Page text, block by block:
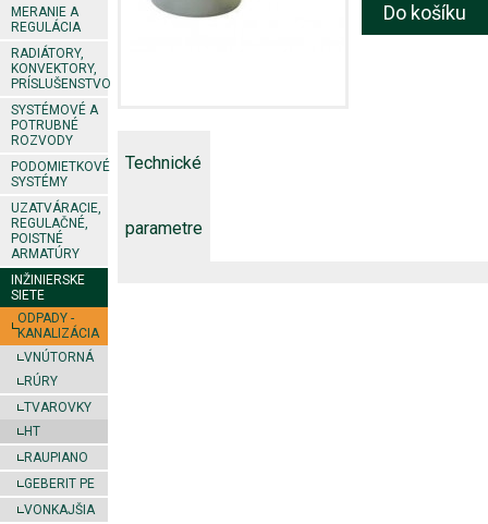
MERANIE A
REGULÁCIA
RADIÁTORY,
KONVEKTORY,
PRÍSLUŠENSTVO
SYSTÉMOVÉ A
POTRUBNÉ
ROZVODY
PODOMIETKOVÉ
SYSTÉMY
UZATVÁRACIE,
REGULAČNÉ,
POISTNÉ
ARMATÚRY
INŽINIERSKE
SIETE
ODPADY -
KANALIZÁCIA
VNÚTORNÁ
RÚRY
TVAROVKY
HT
RAUPIANO
GEBERIT PE
VONKAJŠIA
Do košíku
Technické
parametre